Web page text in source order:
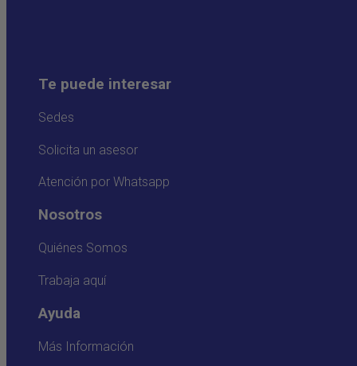
Te puede interesar
Sedes
Solicita un asesor
Atención por Whatsapp
Nosotros
Quiénes Somos
Trabaja aquí
Ayuda
Más Información